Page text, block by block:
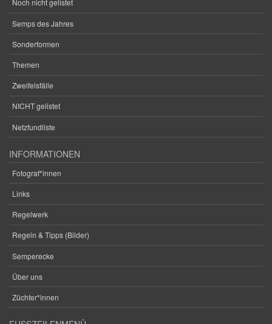
Noch nicht gelistet
Semps des Jahres
Sonderformen
Themen
Zweifelsfälle
NICHT gelistet
Netzfundliste
INFORMATIONEN
Fotograf*innen
Links
Regelwerk
Regeln & Tipps (Bilder)
Semperecke
Über uns
Züchter*innen